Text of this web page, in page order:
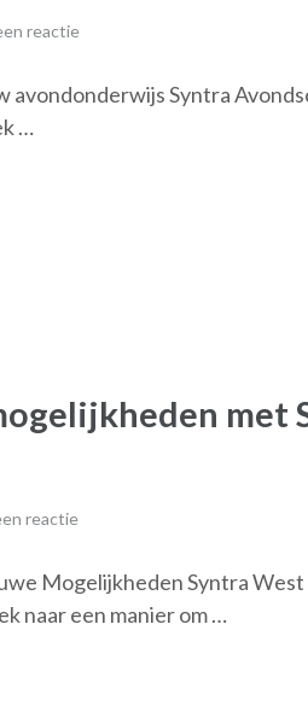
reactie
avondonderwijs Syntra
…
met
reactie
Mogelijkheden Syntra
naar een manier om …